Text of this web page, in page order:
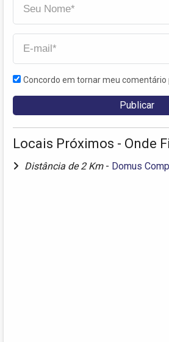
Concordo em tornar meu comentário
Locais Próximos - Onde
Distância de 2 Km - Domus